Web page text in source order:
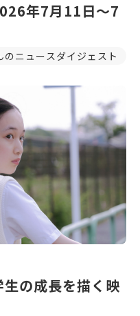
年7月11日～7
のニュースダイジェスト
の成長を描く映